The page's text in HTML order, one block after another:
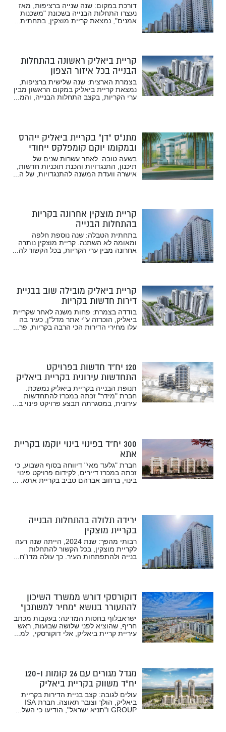
דורכת במקום: שנה שנייה ברציפות, מאז
נעצרו התחלות הבנייה בשכונת "משכנות
אמנים", נמצאת קריית מוצקין, בתחתית...
קריית ביאליק ראשונה בהתחלות
הבנייה בכל איזור הצפון
בצמרת הארצית: שנה שלישית ברציפות,
נמצאת קריית ביאליק במקום הראשון מבין
ערי הקריות, בקצב התחלות הבנייה, והמ...
מתנ”ס “דן” בקריית ביאליק ייהרס
ובמקומו יוקם קומפלקס ייחודי
בשעה טובה: לאחר עשרות שנים של
תיכנון, התנגדויות והכנת תוכניות חדשות,
אישרה וועדת המשנה להתנגדויות, של ה...
קריית מוצקין אחרונה בקריות
בהתחלות הבנייה
בתחתית הטבלה: שנה נוספת חלפה
ומאומה לא השתנה. קריית מוצקין נותרה
אחרונה מבין ערי הקריות, בכל הקשור לה...
קריית ביאליק מובילה שוב בבניית
דירות חדשות בקריות
בודדה בצמרת: פחות משנה לאחר שקריית
ביאליק, הוכרזה ע"י אתר מדל"ן, כעיר בה
עלו מחירי הדירות הכי הרבה בקריות, פר...
120 יח”ד חדשות בפרויקט
התחדשות עירונית בקריית ביאליק
תנופת הבנייה בקריית ביאליק נמשכת.
חברת "מידר" זכתה במכרז להתחדשות
עירונית, במסגרתה תבצע פרויקט פינוי ב...
300 יח”ד בפינוי בינוי יוקמו בקריית
אתא
חברת "גלעד מאי" דיווחה בסוף השבוע, כי
זכתה במכרז דיירים, לקידום פרויקט פינוי
בינוי, ברחוב אברהם טביב בקריית אתא. ...
ירידה תלולה בהתחלות הבנייה
בקריית מוצקין
רבותי מהפך: שנת 2024, הייתה שנה רעה
לקריית מוצקין, בכל הקשור להתחלות
בנייה ולהתפתחות העיר. כך עולה מדו"ח...
דוקורסקי דורש ממשרד השיכון
להתעורר בנושא “מחיר למשתכן”
ישראבלוף בחסות המדינה: בעקבות מכתב
חריף, שהוציא לפני שלושה שבועות, ראש
עיריית קריית ביאליק, אלי דוקורסקי, למ...
מגדל מגורים עם 26 קומות ו-120
יח”ד משווק בקריית ביאליק
עולים לגובה: קצב בניית הדירות בקריית
ביאליק, הולך וצובר תאוצה. חברת ISA
GROUP ו"תניא ישראל", הודיעו כי השל...